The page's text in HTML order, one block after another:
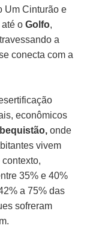
Um Cinturão e
até oGolfo,
a
conecta com a
econômicos
onde
vivem
35% e 40%
a 75% das
sofreram